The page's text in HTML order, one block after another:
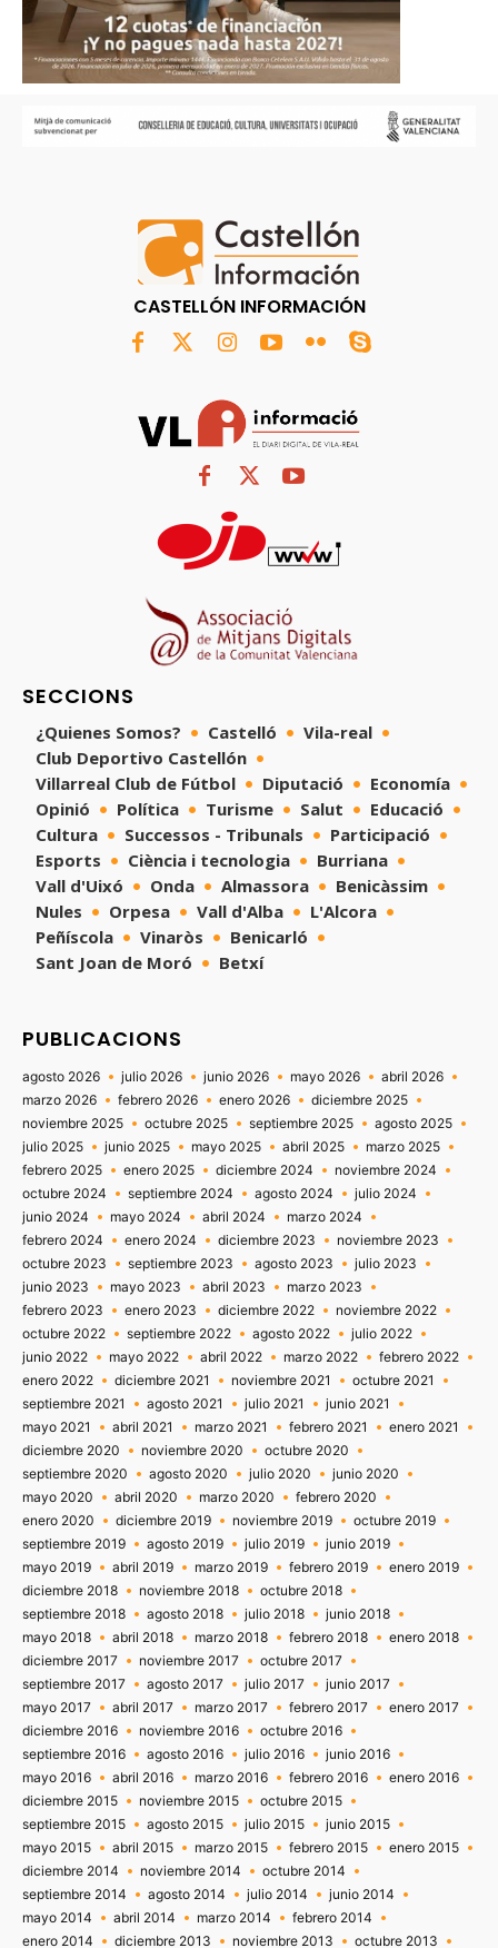
CASTELLÓN INFORMACIÓN
SECCIONS
¿Quienes Somos? Castelló
Vila-real
Club Deportivo Castellón
Villarreal Club de Fútbol
Diputació
Economía
Opinió
Política Turisme Salut
Educació
Cultura
Successos - Tribunals
Participació
Esports
Ciència i tecnologia
Burriana
Vall d'Uixó
Onda Almassora
Benicàssim
Nules
Orpesa Vall d'Alba
L'Alcora
Peñíscola
Vinaròs
Benicarló
Sant Joan de Moró
Betxí
PUBLICACIONS
agosto 2026 julio 2026 junio 2026 mayo 2026
abril 2026
marzo 2026
febrero 2026 enero 2026
diciembre 2025
noviembre 2025
octubre 2025 septiembre 2025
agosto 2025
julio 2025
junio 2025 mayo 2025 abril 2025
marzo 2025
febrero 2025
enero 2025 diciembre 2024
noviembre 2024
octubre 2024
septiembre 2024 agosto 2024
julio 2024
junio 2024
mayo 2024 abril 2024
marzo 2024
febrero 2024
enero 2024 diciembre 2023
noviembre 2023
octubre 2023
septiembre 2023 agosto 2023
julio 2023
junio 2023
mayo 2023 abril 2023
marzo 2023
febrero 2023
enero 2023 diciembre 2022
noviembre 2022
octubre 2022
septiembre 2022 agosto 2022
julio 2022
junio 2022
mayo 2022 abril 2022 marzo 2022
febrero 2022
enero 2022
diciembre 2021 noviembre 2021
octubre 2021
septiembre 2021
agosto 2021 julio 2021
junio 2021
mayo 2021
abril 2021 marzo 2021 febrero 2021
enero 2021
diciembre 2020
noviembre 2020
octubre 2020
septiembre 2020
agosto 2020 julio 2020
junio 2020
mayo 2020
abril 2020 marzo 2020
febrero 2020
enero 2020
diciembre 2019 noviembre 2019
octubre 2019
septiembre 2019
agosto 2019 julio 2019
junio 2019
mayo 2019
abril 2019 marzo 2019 febrero 2019
enero 2019
diciembre 2018
noviembre 2018
octubre 2018
septiembre 2018
agosto 2018 julio 2018
junio 2018
mayo 2018
abril 2018 marzo 2018 febrero 2018
enero 2018
diciembre 2017
noviembre 2017
octubre 2017
septiembre 2017
agosto 2017 julio 2017
junio 2017
mayo 2017
abril 2017 marzo 2017 febrero 2017
enero 2017
diciembre 2016
noviembre 2016
octubre 2016
septiembre 2016
agosto 2016 julio 2016
junio 2016
mayo 2016
abril 2016 marzo 2016 febrero 2016
enero 2016
diciembre 2015
noviembre 2015
octubre 2015
septiembre 2015
agosto 2015 julio 2015
junio 2015
mayo 2015
abril 2015 marzo 2015 febrero 2015
enero 2015
diciembre 2014
noviembre 2014
octubre 2014
septiembre 2014
agosto 2014 julio 2014
junio 2014
mayo 2014
abril 2014 marzo 2014
febrero 2014
enero 2014
diciembre 2013 noviembre 2013 octubre 2013